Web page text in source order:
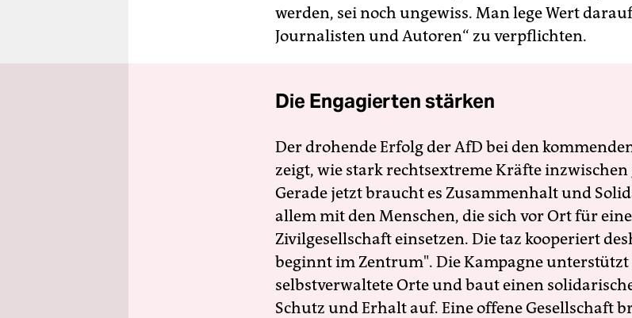
werden, sei noch ungewiss. Man lege Wert
Journalisten und Autoren“ zu verpflichten.
Die Engagierten stärken
Der drohende Erfolg der AfD bei den
zeigt, wie stark rechtsextreme Kräfte inzwischen
Gerade jetzt braucht es Zusammenhalt und
allem mit den Menschen, die sich vor Ort für
Zivilgesellschaft einsetzen. Die taz kooperiert
beginnt im Zentrum". Die Kampagne
selbstverwaltete Orte und baut einen
Schutz und Erhalt auf. Eine offene Gesellschaft